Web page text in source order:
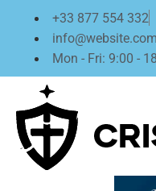
conteúdo
+33 877 554 332
info@website.com
Mon - Fri: 9:00 -